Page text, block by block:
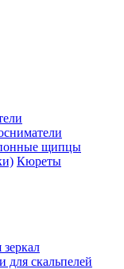
щипцы
Кюреты
для скальпелей